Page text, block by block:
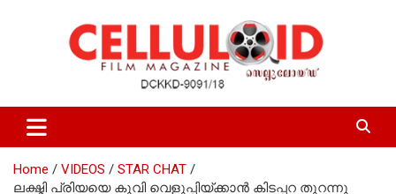
celluloid
Home VIDEOS
STAR CHAT
ലക്ഷ്മി പ്രിയയെ കൂവി വെളുപ്പിയ്ക്കാന്‍ കിടപ്പറ തുറന്നു